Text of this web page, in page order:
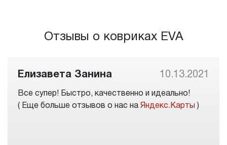
Отзывы о ковриках EVA
Елизавета Занина 10.13.2021
Все супер! Быстро, качественно и идеально!
( Еще больше отзывов о нас на Яндекс.Карты )